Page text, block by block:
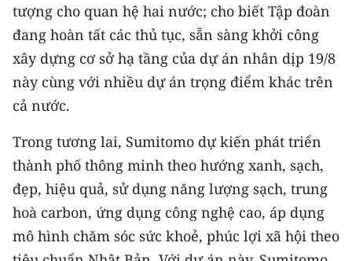
Media Khoa học - Công nghệ
Media Môi trường
Ảnh
TIN MỚI
TIN ĐỊA PHƯƠNG
Trung du và miền núi phía Bắc
tượng cho quan hệ hai nước; cho biết Tập đoàn
đang hoàn tất các thủ tục, sẵn sàng khởi công
xây dựng cơ sở hạ tầng của dự án nhân dịp 19/8
này cùng với nhiều dự án trọng điểm khác trên
cả nước.
Trong tương lai, Sumitomo dự kiến phát triển
thành phố thông minh theo hướng xanh, sạch,
đẹp, hiệu quả, sử dụng năng lượng sạch, trung
hoà carbon, ứng dụng công nghệ cao, áp dụng
mô hình chăm sóc sức khoẻ, phúc lợi xã hội theo